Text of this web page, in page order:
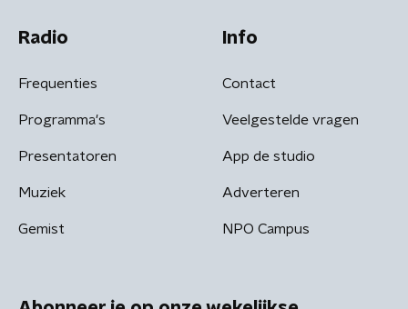
Radio
Frequenties
Programma's
Presentatoren
Muziek
Gemist
Info
Contact
Veelgestelde vragen
App de studio
Adverteren
NPO Campus